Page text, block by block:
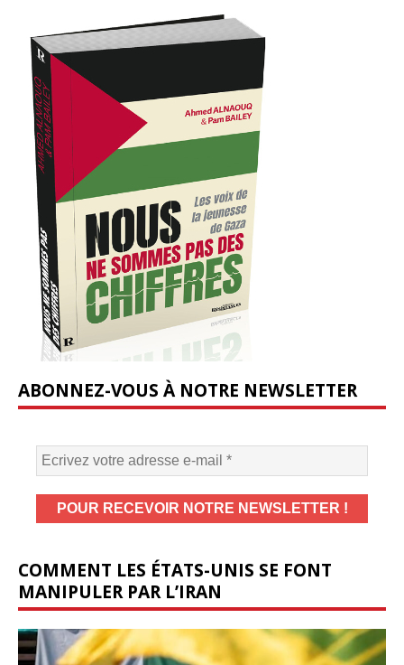
ABONNEZ-VOUS À NOTRE NEWSLETTER
COMMENT LES ÉTATS-UNIS SE FONT
MANIPULER PAR L’IRAN